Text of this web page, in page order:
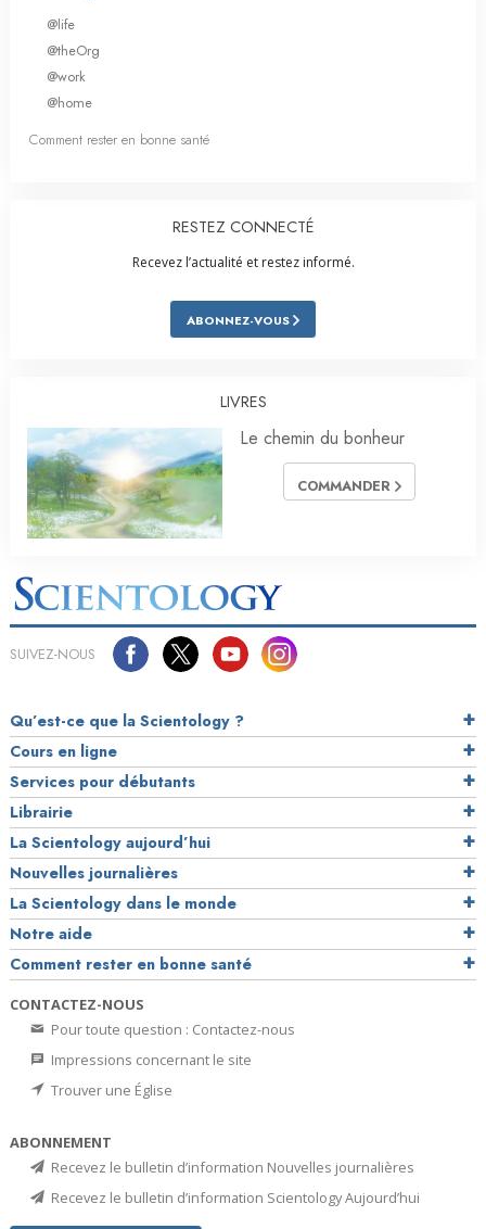
@life
@theOrg
@work
@home
Comment rester en bonne santé
RESTEZ CONNECTÉ
Recevez l’actualité et restez informé.
ABONNEZ-VOUS
LIVRES
Le chemin du bonheur
COMMANDER
SUIVEZ-NOUS
Qu’est-ce que la Scientology ?
Cours en ligne
Services pour débutants
Librairie
La Scientology aujourd’hui
Nouvelles journalières
La Scientology dans le monde
Notre aide
Comment rester en bonne santé
CONTACTEZ-NOUS
Pour toute question : Contactez-nous
Impressions concernant le site
Trouver une Église
ABONNEMENT
Recevez le bulletin d’information Nouvelles journalières
Recevez le bulletin d’information Scientology Aujourd’hui